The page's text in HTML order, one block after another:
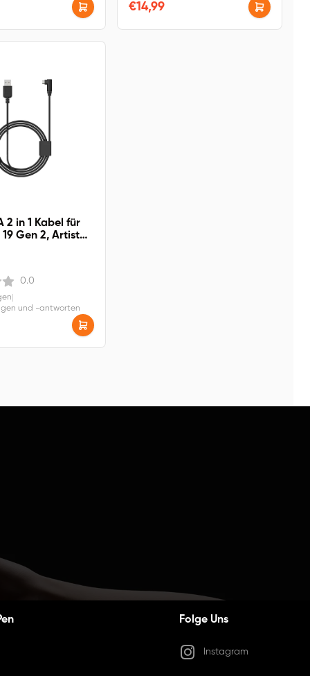
€14,99
2 in 1 Kabel für
Gen 2, Artist
0.0
und -antworten
Folge Uns
Instagram